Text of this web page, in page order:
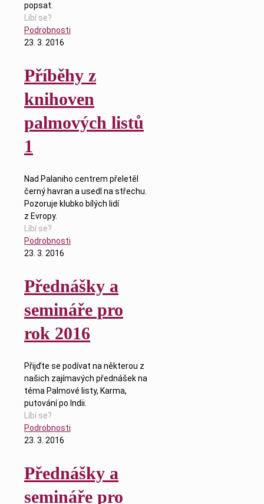
popsat.
Líbí se?
Podrobnosti
23. 3. 2016
Příběhy z
knihoven
palmových listů
1
Nad Palaniho centrem přeletěl
černý havran a usedl na střechu.
Pozoruje klubko bílých lidí
z Evropy.
Líbí se?
Podrobnosti
23. 3. 2016
Přednášky a
semináře pro
rok 2016
Přijďte se podívat na některou z
našich zajímavých přednášek na
téma Palmové listy, Karma,
putování po Indii.
Líbí se?
Podrobnosti
23. 3. 2016
Přednášky a
semináře pro